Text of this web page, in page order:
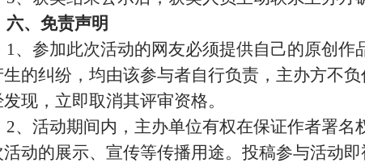
六、免责声明
1、参加此次活动的网友必须提供自己的原创作
生的纠纷，均由该参与者自行负责，主办方不
现，立即取消其评审资格。
2、活动期间内，主办单位有权在保证作者署名
活动的展示、宣传等传播用途。投稿参与活动即